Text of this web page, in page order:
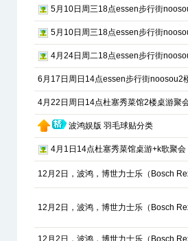
5月10日周三18点essen步行街
5月10日周三18点essen步行街
4月24日周二18点essen步行街
6月17日周日14点essen步行街noosou2
4月22日周日14点杜塞秀菜馆2楼桌游聚
波鸿娱版 羽毛球贴分类
4月1日14点杜塞秀菜馆桌游+k歌聚会
12月2日，波鸿，博世力士乐（Bosch
12月2日，波鸿，博世力士乐（Bosch
12月2日，波鸿，博世力士乐（Bosch